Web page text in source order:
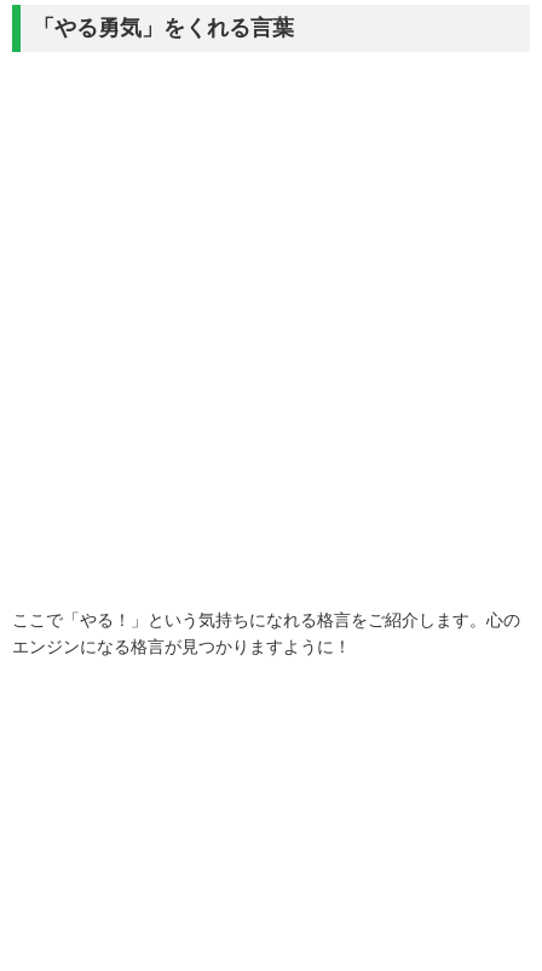
「やる勇気」をくれる言葉
ここで「やる！」という気持ちになれる格言をご紹介します。心の
エンジンになる格言が見つかりますように！